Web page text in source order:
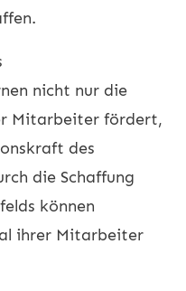
nicht nur die
Mitarbeiter fördert,
des
die Schaffung
können
ihrer Mitarbeiter